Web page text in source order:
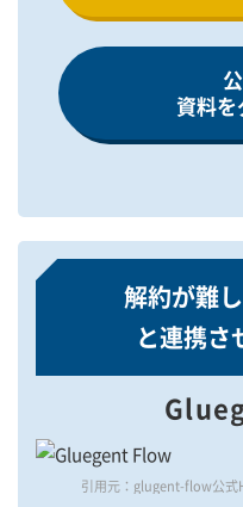
資料を
解約が難
と連携
引用元：glugent-flow公